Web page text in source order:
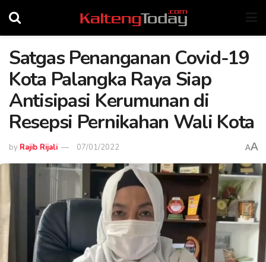
Satgas Penanganan Covid-19
Kota Palangka Raya Siap
Antisipasi Kerumunan di
Resepsi Pernikahan Wali Kota
by Rajib Rijali 07/01/2022 AA